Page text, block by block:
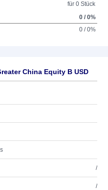
für 0 Stück
0 / 0%
0 / 0%
China Equity B USD
/
/